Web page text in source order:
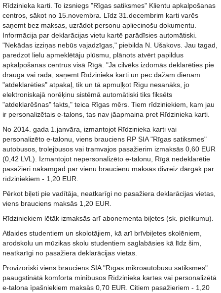
Rīdzinieka karti. To izsniegs "Rīgas satiksmes" Klientu apkalpošanas
centros, sākot no 15.novembra. Līdz 31.decembrim karti varēs
saņemt bez maksas, uzrādot personu apliecinošu dokumentu.
Informācija par deklarācijas vietu kartē parādīsies automātiski.
"Nekādas izziņas nebūs vajadzīgas," piebilda N. Ušakovs. Jau tagad,
paredzot lielu apmeklētāju plūsmu, plānots atvērt papildus
apkalpošanas centrus visā Rīgā. "Ja cilvēks izdomās deklarēties pie
drauga vai rada, saņemt Rīdzinieka karti un pēc dažām dienām
"atdeklarēties" atpakaļ, tik un tā apmuļķot Rīgu nesanāks, jo
elektroniskajā norēķinu sistēmā automātiski tiks fiksēts
"atdeklarēšnas" fakts," teica Rīgas mērs. Tiem rīdziniekiem, kam jau
ir personalizētais e-talons, tas nav jāapmaina pret Rīdzinieka karti.
No 2014. gada 1.janvāra, izmantojot Rīdzinieka karti vai
personalizēto e-talonu, viens brauciens RP SIA "Rīgas satiksmes"
autobusos, trolejbusos vai tramvajos pasažierim izmaksās 0,60 EUR
(0,42 LVL). Izmantojot nepersonalizēto e-talonu, Rīgā nedeklarētie
pasažieri nākamgad par vienu braucienu maksās divreiz dārgāk par
rīdziniekiem - 1,20 EUR.
Pērkot biļeti pie vadītāja, neatkarīgi no pasažiera deklarācijas vietas,
viens brauciens maksās 1,20 EUR.
Rīdziniekiem lētāk izmaksās arī abonementa biļetes (sk. pielikumu).
Atlaides studentiem un skolotājiem, kā arī brīvbiļetes skolēniem,
arodskolu un mūzikas skolu studentiem saglabāsies kā līdz šim,
neatkarīgi no pasažiera deklarācijas vietas.
Provizoriski viens brauciens SIA "Rīgas mikroautobusu satiksmes"
paaugstinātā komforta minibusos Rīdzinieka kartes vai personalizētā
e-talona īpašniekiem maksās 0,70 EUR. Citiem pasažieriem - 1,20